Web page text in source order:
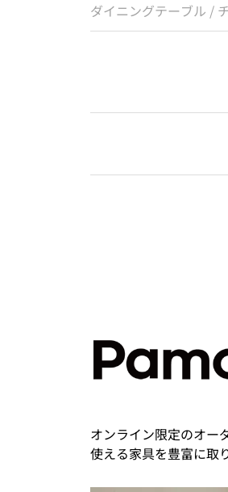
ダイニングテーブル /
オンライン限定のオー
使える家具を豊富に取